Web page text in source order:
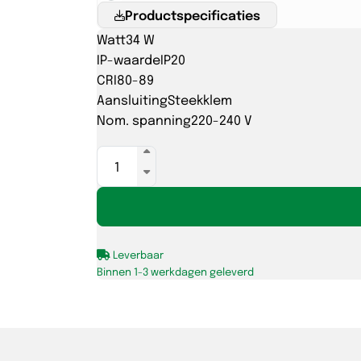
Productspecificaties
Watt34 W
IP-waardeIP20
CRI80-89
AansluitingSteekklem
Nom. spanning220-240 V
PANDORA
1427mm
34W-
DALI
wit
Leverbaar
Binnen 1-3 werkdagen geleverd